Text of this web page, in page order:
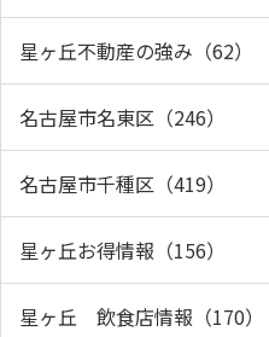
星ヶ丘不動産の強み（62）
名古屋市名東区（246）
名古屋市千種区（419）
星ヶ丘お得情報（156）
星ヶ丘 飲食店情報（170）